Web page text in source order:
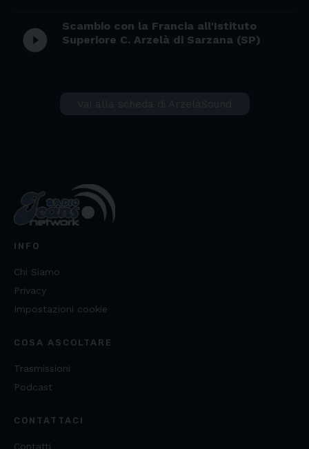
play_circle_filled
Scambio con la Francia all'Istituto
Superiore C. Arzelà di Sarzana (SP)
INFO
Chi Siamo
Privacy
Impostazioni cookie
COSA ASCOLTARE
Trasmissioni
Podcast
CONTATTACI
Contatti